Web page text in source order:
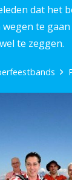
dat het
te gaan
te zeggen.